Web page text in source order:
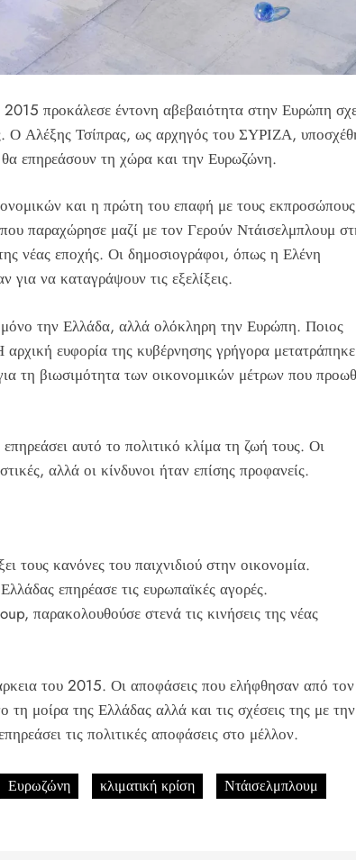
2015 προκάλεσε έντονη αβεβαιότητα στην Ευρώπη
Ο Αλέξης Τσίπρας, ως αρχηγός του ΣΥΡΙΖΑ,
επηρεάσουν τη χώρα και την Ευρωζώνη.
και η πρώτη του επαφή με τους
παραχώρησε μαζί με τον Γερούν Ντάισελμπλουμ
νέας εποχής. Οι δημοσιογράφοι, όπως η Ελένη
για να καταγράψουν τις εξελίξεις.
την Ελλάδα, αλλά ολόκληρη την Ευρώπη. Ποιος
αρχική ευφορία της κυβέρνησης γρήγορα
τη βιωσιμότητα των οικονομικών μέτρων που
αυτό το πολιτικό κλίμα τη ζωή τους. Οι
αλλά οι κίνδυνοι ήταν επίσης προφανείς.
τους κανόνες του παιχνιδιού στην οικονομία.
επηρέασε τις ευρωπαϊκές αγορές.
παρακολουθούσε στενά τις κινήσεις της νέας
του 2015. Οι αποφάσεις που ελήφθησαν από τον
μοίρα της Ελλάδας αλλά και τις σχέσεις της με την
τις πολιτικές αποφάσεις στο μέλλον.
Ευρωζώνη κλιματική κρίση
Ντάισελμπλουμ